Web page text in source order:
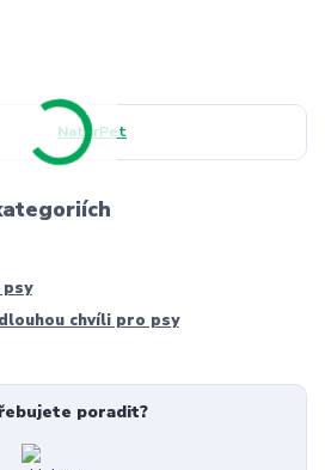
NaturPet
psy
chvíli pro psy
poradit?